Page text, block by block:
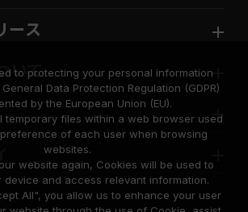
ース
ついて
to protecting your personal information
Data Protection Regulation (GDPR)
by the European Union (EU).
temporary files within a web browser used
of each user when browsing
websites.
website again, Cookies will be used to
device and access relevant information.
All", you allow us to enhance your user